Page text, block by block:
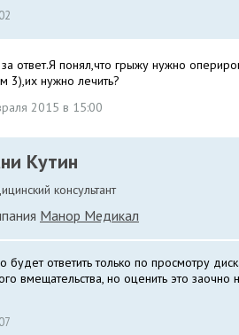
ответ.Я понял,что грыжу нужно
3),их нужно лечить?
2015 в 15:00
Кутин
консультант
Манор Медикал
будет ответить только по просмотру
вмещательства, но оценить это заочно